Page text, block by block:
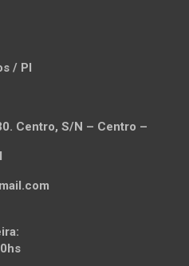
/ PI
Centro, S/N – Centro –